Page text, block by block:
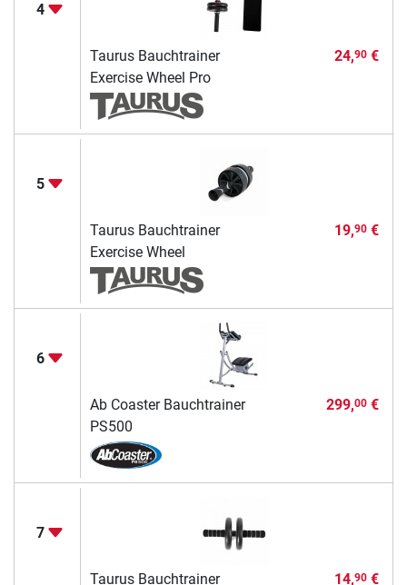
4
Taurus Bauchtrainer
Exercise Wheel Pro
24,90€
5
Taurus Bauchtrainer
Exercise Wheel
19,90€
6
Ab Coaster Bauchtrainer
PS500
299,00€
7
Taurus Bauchtrainer 14,90€